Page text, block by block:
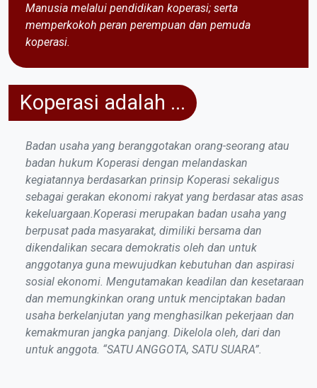
Manusia melalui pendidikan koperasi; serta
memperkokoh peran perempuan dan pemuda
koperasi.
Koperasi adalah ...
Badan usaha yang beranggotakan orang-seorang atau
badan hukum Koperasi dengan melandaskan
kegiatannya berdasarkan prinsip Koperasi sekaligus
sebagai gerakan ekonomi rakyat yang berdasar atas asas
kekeluargaan.Koperasi merupakan badan usaha yang
berpusat pada masyarakat, dimiliki bersama dan
dikendalikan secara demokratis oleh dan untuk
anggotanya guna mewujudkan kebutuhan dan aspirasi
sosial ekonomi. Mengutamakan keadilan dan kesetaraan
dan memungkinkan orang untuk menciptakan badan
usaha berkelanjutan yang menghasilkan pekerjaan dan
kemakmuran jangka panjang. Dikelola oleh, dari dan
untuk anggota. “SATU ANGGOTA, SATU SUARA”.